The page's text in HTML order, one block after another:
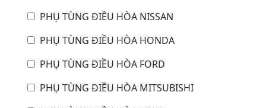
PHỤ TÙNG ĐIỀU HÒA NISSAN
PHỤ TÙNG ĐIỀU HÒA HONDA
PHỤ TÙNG ĐIỀU HÒA FORD
PHỤ TÙNG ĐIỀU HÒA MITSUBISHI